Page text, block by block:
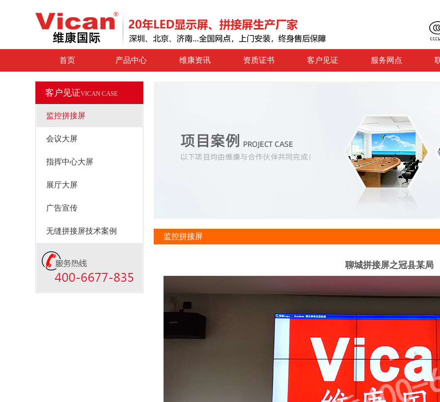
首页 产品中心 维康资讯 资质证书 客户见证 服务网点
客户见证VICAN CASE
监控拼接屏
会议大屏
指挥中心大屏
展厅大屏
广告宣传
无缝拼接屏技术案例
监控拼接屏
聊城拼接屏之冠县某局